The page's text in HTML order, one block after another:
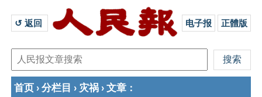
↺ 返回 电子报 正體版
首页 › 分栏目 › 灾祸 › 文章 ：